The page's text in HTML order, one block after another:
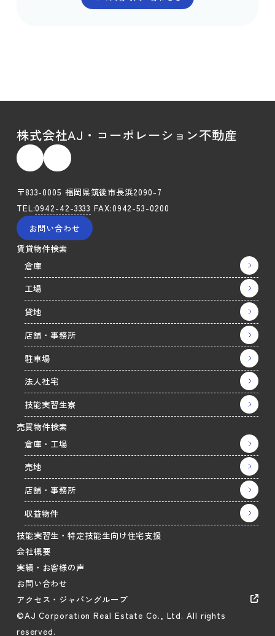
株式会社AJ・コーポレーション不動産
〒833-0005 福岡県筑後市長浜2090-7
TEL:0942-42-3333 FAX:0942-53-0200
お問い合わせ
賃貸物件検索
倉庫
工場
貸地
店舗・事務所
駐車場
法人社宅
技能実習生寮
売買物件検索
倉庫・工場
売地
店舗・事務所
収益物件
技能実習生・特定技能生向け住宅支援
会社概要
実績・お客様の声
お問い合わせ
アクセス・ジャパングループ
©AJ Corporation Real Estate Co., Ltd. All rights
reserved.